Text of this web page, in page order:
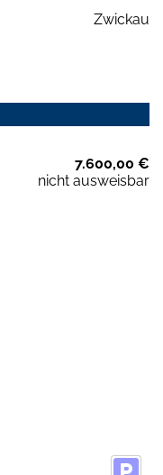
Zwickau
7.600,00 €
nicht ausweisbar